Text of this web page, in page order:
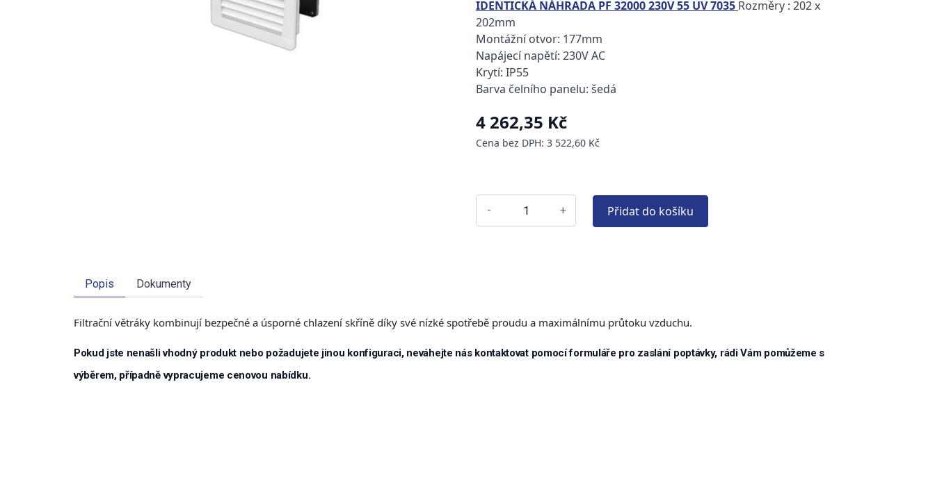
IDENTICKÁ NÁHRADA PF 32000 230V 55 UV 7035 Rozměry : 202 x
202mm
Montážní otvor: 177mm
Napájecí napětí: 230V AC
Krytí: IP55
Barva čelního panelu: šedá
4 262,35 Kč
Cena bez DPH: 3 522,60 Kč
- + Přidat do košíku
Popis Dokumenty
Filtrační větráky kombinují bezpečné a úsporné chlazení skříně díky své nízké spotřebě proudu a maximálnímu průtoku vzduchu.
Pokud jste nenašli vhodný produkt nebo požadujete jinou konfiguraci, neváhejte nás kontaktovat pomocí formuláře pro zaslání poptávky, rádi Vám pomůžeme s
výběrem, případně vypracujeme cenovou nabídku.